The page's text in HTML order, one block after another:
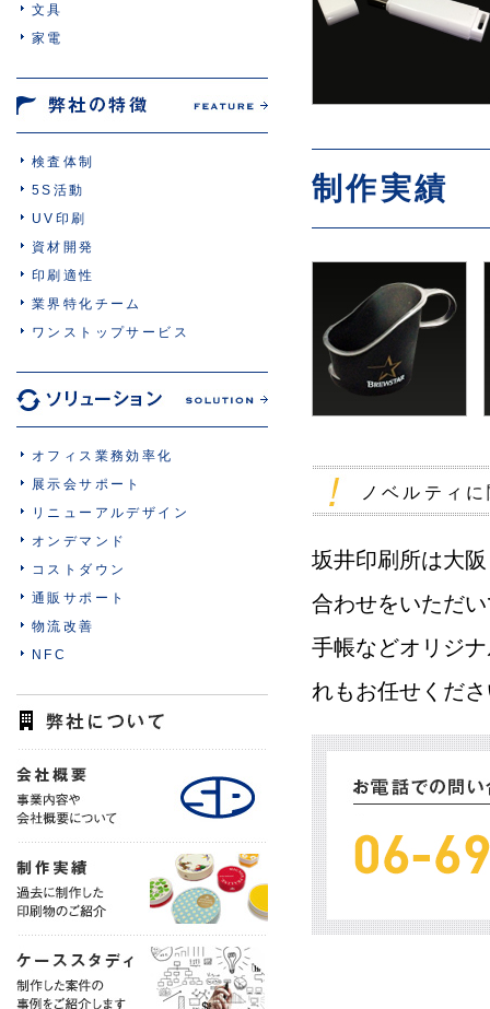
文具
家電
検査体制
5S活動
UV印刷
資材開発
印刷適性
業界特化チーム
ワンストップサービス
オフィス業務効率化
展示会サポート
リニューアルデザイン
オンデマンド
コストダウン
通販サポート
物流改善
NFC
制作実績
ノベルティ
坂井印刷所は大
合わせをいただ
手帳などオリジ
れもお任せくだ